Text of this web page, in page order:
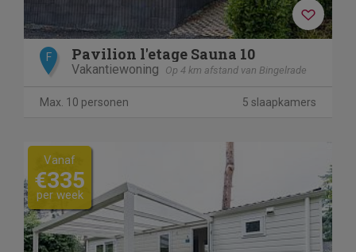
F Pavilion l'etage Sauna 10
Vakantiewoning Op 4 km afstand van Bingelrade
Max. 10 personen 5 slaapkamers
Vanaf
€335
per week